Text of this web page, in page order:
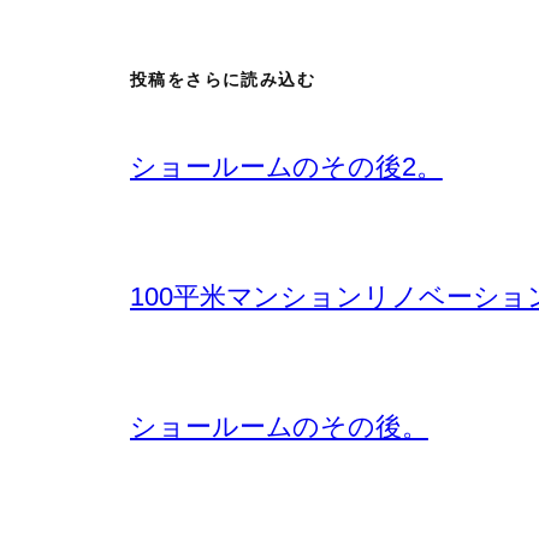
投稿をさらに読み込む
ショールームのその後2。
100平米マンションリノベーショ
ショールームのその後。